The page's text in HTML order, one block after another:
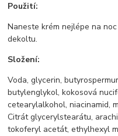
Použití:
Naneste krém nejlépe na
dekoltu.
Složení:
Voda, glycerin,
butylenglykol, kokosová
cetearylalkohol, niacinamid,
Citrát glycerylstearátu,
tokoferyl acetát, ethylhexyl